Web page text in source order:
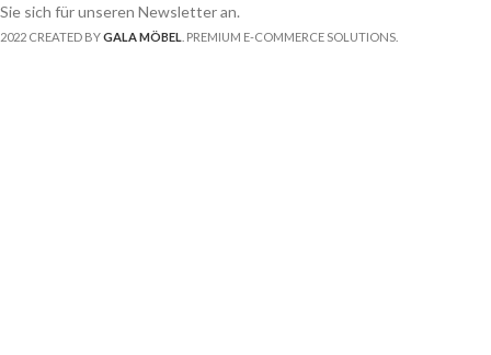
Sie sich für unseren Newsletter an.
2022 CREATED BYGALA MÖBEL . PREMIUM E-COMMERCE SOLUTIONS.